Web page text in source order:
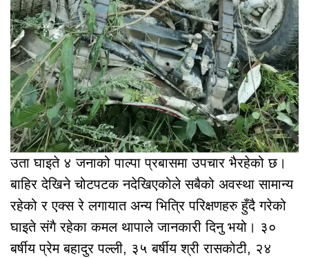
उता घाइते ४ जनाको पाल्पा प्रबासमा उपचार भैरहेको छ।
बाहिर देखिने चोटपटक नदेखिएकोले सबैको अवस्था सामान्य
रहेको र एक्स रे लगायात अन्य भित्रि परिक्षणहरु हुँदै गरेको
घाइते संगै रहेका कमल थापाले जानकारी दिनु भयो। ३०
बर्षीय प्रेम बहादुर पल्ली, ३५ बर्षीय श्री रासकोटी, २४